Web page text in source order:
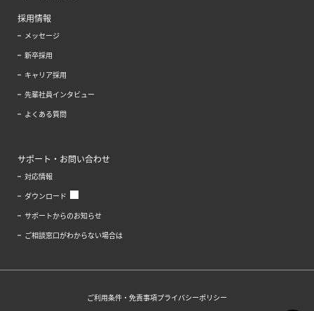
採用情報
メッセージ
新卒採用
キャリア採用
先輩社員インタビュー
よくある質問
サポート・お問い合わせ
対応情報
ダウンロード
サポートからのお知らせ
ご相談窓口がわからない場合は
ご利用条件・免責事項プライバシーポリシー